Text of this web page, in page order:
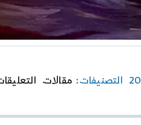
التصنيفات: مقالات